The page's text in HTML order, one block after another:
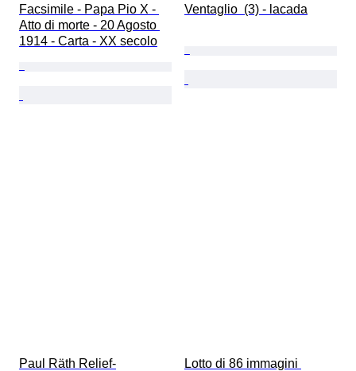
Facsimile - Papa Pio X -
Atto di morte - 20 Agosto
1914 - Carta - XX secolo
Ventaglio  (3) - lacada
Paul Räth Relief-
Lotto di 86 immagini